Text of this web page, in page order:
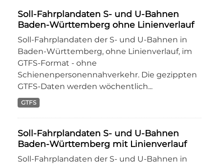
Soll-Fahrplandaten S- und U-Bahnen
Baden-Württemberg ohne Linienverlauf
Soll-Fahrplandaten der S- und U-Bahnen in
Baden-Württemberg, ohne Linienverlauf, im
GTFS-Format - ohne
Schienenpersonennahverkehr. Die gezippten
GTFS-Daten werden wöchentlich...
GTFS
Soll-Fahrplandaten S- und U-Bahnen
Baden-Württemberg mit Linienverlauf
Soll-Fahrplandaten der S- und U-Bahnen in